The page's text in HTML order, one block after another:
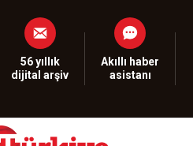
56 yıllık
dijital arşiv
Akıllı haber
asistanı
Yaşam
Sağlık
Hava Durumu
Yemek
Aktüel
Kültür-Sanat
Sinema
Arkeoloji
Kitap